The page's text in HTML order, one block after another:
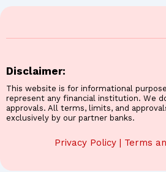
Disclaimer:
This website is for informational
represent any financial institution. We
approvals. All terms, limits, and
exclusively by our partner banks.
Privacy Policy | Terms